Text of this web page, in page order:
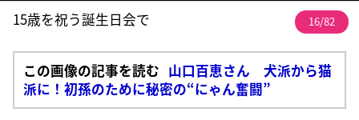
15歳を祝う誕生日会で 16/82
この画像の記事を読む 山口百恵さん 犬派から猫
派に！初孫のために秘密の“にゃん奮闘”